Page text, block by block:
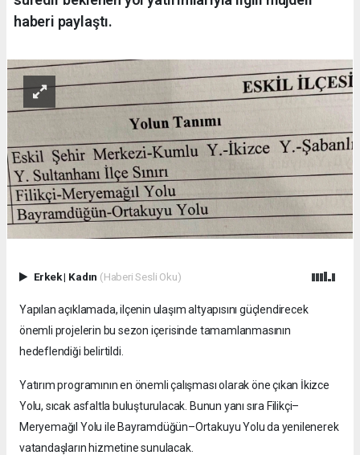
haberi paylaştı.
Erkek| Kadın (Haberi Sesli Oku)
Yapılan açıklamada, ilçenin ulaşım altyapısını güçlendirecek
önemli projelerin bu sezon içerisinde tamamlanmasının
hedeflendiği belirtildi.
Yatırım programının en önemli çalışması olarak öne çıkan İkizce
Yolu, sıcak asfaltla buluşturulacak. Bunun yanı sıra Filikçi–
Meryemağıl Yolu ile Bayramdüğün–Ortakuyu Yolu da yenilenerek
vatandaşların hizmetine sunulacak.